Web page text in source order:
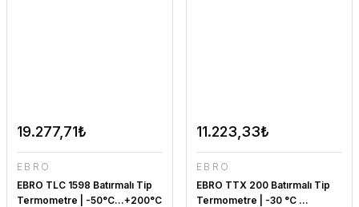
19.277,71₺
EBRO
EBRO TLC 1598 Batırmalı Tip
Termometre | -50°C...+200°C
11.223,33₺
EBRO
EBRO TTX 200 Batırmalı Tip
Termometre | -30 °C ...